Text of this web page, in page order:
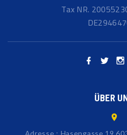
Tax NR.
ÜBER